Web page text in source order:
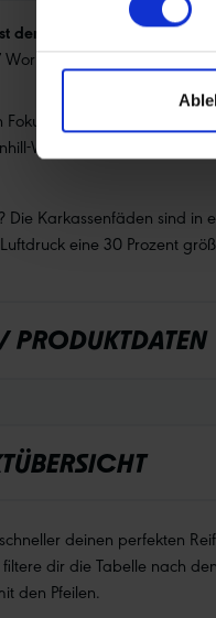
der schnellste Downhill-
Worldcup-Siege in zwei
Fokus auf Gravity und die
Worldcups entwickelt,
Die Karkassenfäden sind
eine 30 Prozent
PRODUKTDATEN
deinen perfekten
dir die Tabelle nach
den Pfeilen.